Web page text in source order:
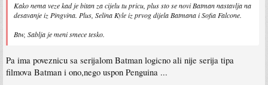
Kako nema veze kad je bitan za cijelu tu pricu, plus sto se novi Batman nastavlja na
desavanje iz Pingvina. Plus, Selina Kyle iz prvog dijela Batmana i Sofia Falcone.
Btw, Sablja je meni smece tesko.
Pa ima poveznicu sa serijalom Batman logicno ali nije serija tipa
filmova Batman i ono,nego uspon Penguina ...